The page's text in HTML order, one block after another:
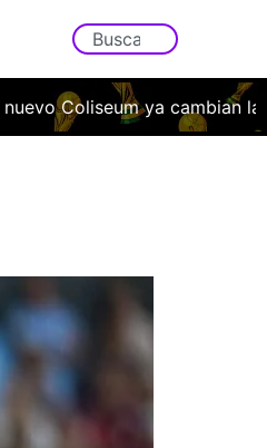
la cara del Getafe: así será